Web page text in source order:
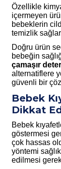
Özellikle
içermeyen
bebeklerin
temizlik
Doğru ürün
bebeğin
çamaşır
alternatiflere
güvenli bir
Bebek
Dikkat
Bebek
göstermesi
çok hassas
yöntemi
edilmesi